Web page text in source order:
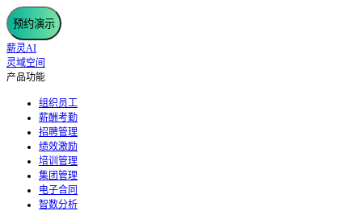
预约演示
薪灵AI
灵域空间
产品功能
组织员工
薪酬考勤
招聘管理
绩效激励
培训管理
集团管理
电子合同
智数分析